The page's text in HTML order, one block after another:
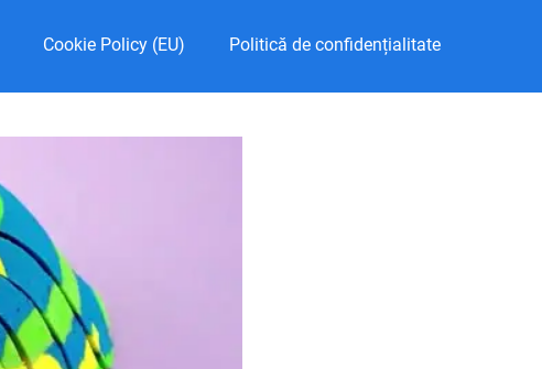
Cookie Policy (EU) Politică de confidențialitate